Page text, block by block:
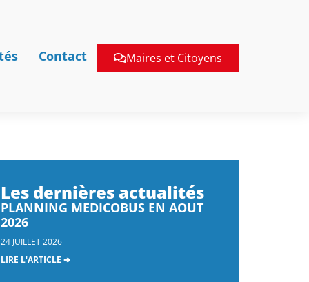
Contact Maires et Citoyens
Les dernières actualités
PLANNING MEDICOBUS EN AOUT
2026
24 JUILLET 2026
LIRE L'ARTICLE ➔